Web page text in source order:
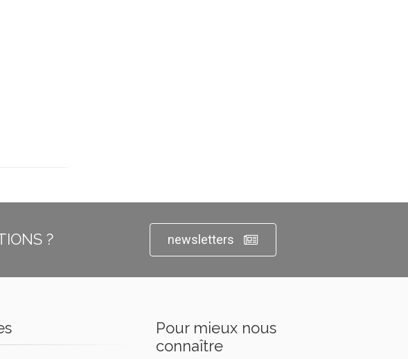
? newsletters
Pour mieux nous
connaître